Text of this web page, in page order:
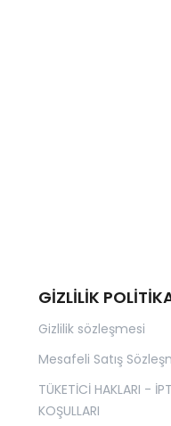
GİZLİLİK
Gizlilik sözleşmesi
Mesafeli Satış
TÜKETİCİ HAKLARI -
KOŞULLARI